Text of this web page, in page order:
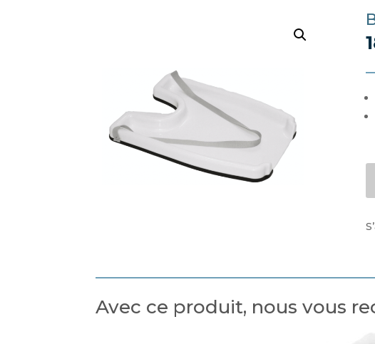
Avec ce produit, nous vous